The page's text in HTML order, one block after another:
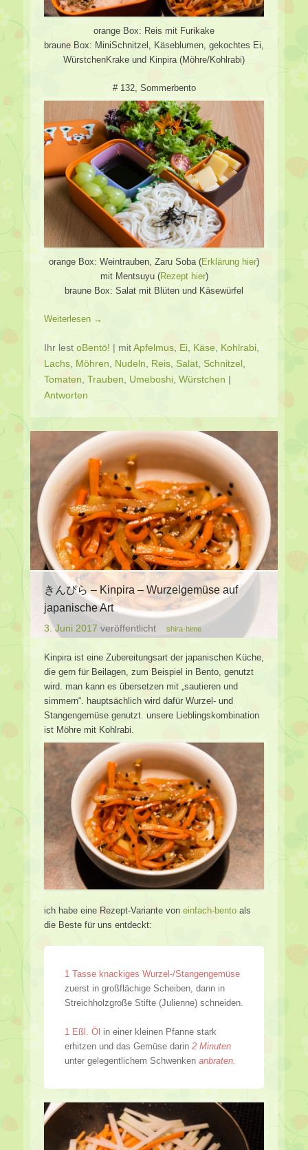
orange Box: Reis mit Furikake
braune Box: MiniSchnitzel, Käseblumen, gekochtes Ei,
WürstchenKrake und Kinpira (Möhre/Kohlrabi)
# 132, Sommerbento
orange Box: Weintrauben, Zaru Soba (Erklärung hier)
mit Mentsuyu (Rezept hier)
braune Box: Salat mit Blüten und Käsewürfel
Weiterlesen →
Ihr lest oBentō! | mitApfelmus Ei Käse Kohlrabi
Lachs Möhren Nudeln Reis Salat Schnitzel
Tomaten Trauben Umeboshi Würstchen |
Antworten
きんぴら – Kinpira – Wurzelgemüse auf
japanische Art
3. Juni 2017 veröffentlicht shira-hime
Kinpira ist eine Zubereitungsart der japanischen Küche,
die gern für Beilagen, zum Beispiel in Bento, genutzt
wird. man kann es übersetzen mit „sautieren und
simmern“. hauptsächlich wird dafür Wurzel- und
Stangengemüse genutzt. unsere Lieblingskombination
ist Möhre mit Kohlrabi.
ich habe eine Rezept-Variante von einfach-bento als
die Beste für uns entdeckt:
1 Tasse knackiges Wurzel-/Stangengemüse
zuerst in großflächige Scheiben, dann in
Streichholzgroße Stifte (Julienne) schneiden.
1 Eßl. Öl in einer kleinen Pfanne stark
erhitzen und das Gemüse darin 2 Minuten
unter gelegentlichem Schwenken anbraten.